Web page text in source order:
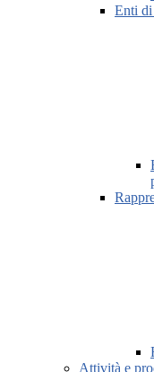
Enti
Attività e